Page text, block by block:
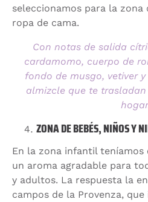
seleccionamos para la
ropa de cama.
Con notas de salida
cardamomo, cuerpo de
fondo de musgo, vetiver
almizcle que te
ZONA DE BEBÉS, NIÑOS Y
En la zona infantil teníamos
un aroma agradable para
y adultos. La respuesta la
campos de la Provenza,